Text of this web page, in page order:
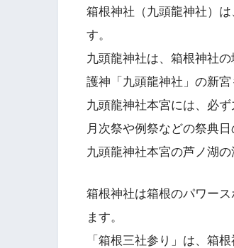
箱根神社（九頭龍神社）
す。
九頭龍神社は、箱根神社
護神「九頭龍神社」の新宮
九頭龍神社本宮には、必
月次祭や例祭などの祭典
九頭龍神社本宮の芦ノ湖
箱根神社は箱根のパワー
ます。
「箱根三社参り」は、箱